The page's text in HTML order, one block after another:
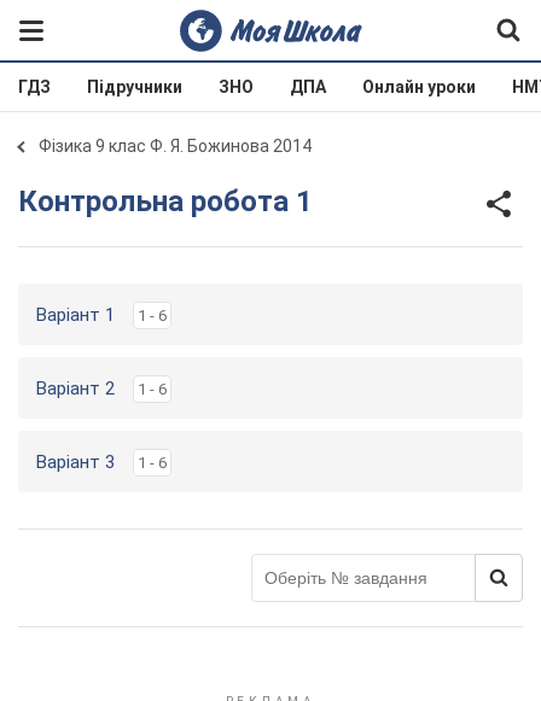
ГДЗ Підручники ЗНО ДПА Онлайн уроки
Фізика 9 клас Ф. Я. Божинова 2014
Контрольна робота 1
Варіант 1 1 - 6
Варіант 2 1 - 6
Варіант 3 1 - 6